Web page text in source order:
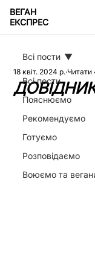
ВЕГАН
ЕКСПРЕС
Всі пости
Пояснюємо
Рекомендуємо
Готуємо
Розповідаємо
Воюємо та
Всі пости
18 квіт. 2024 р. Читати